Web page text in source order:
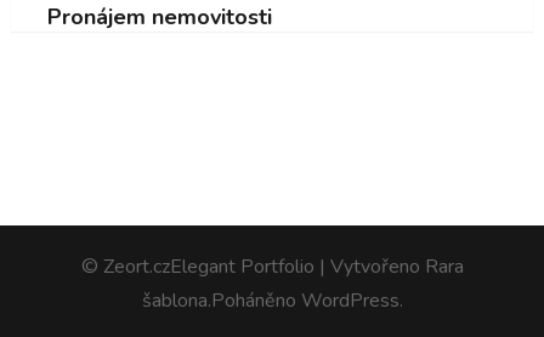
Pronájem nemovitosti
© Zeort.czElegant Portfolio | Vytvořeno Rara
šablona.Poháněno WordPress.